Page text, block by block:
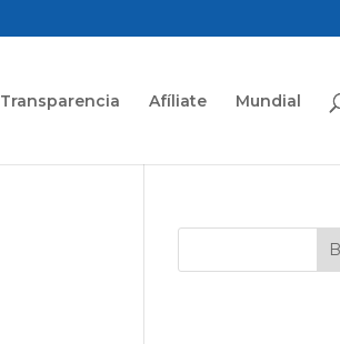
Transparencia Afíliate Mundial